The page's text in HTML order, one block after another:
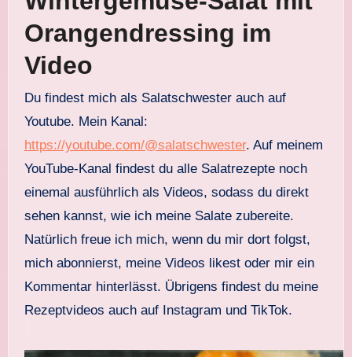
Orangendressing im
Video
Du findest mich als Salatschwester auch auf
Youtube. Mein Kanal:
https://youtube.com/@salatschwester. Auf meinem
YouTube-Kanal findest du alle Salatrezepte noch
einemal ausführlich als Videos, sodass du direkt
sehen kannst, wie ich meine Salate zubereite.
Natürlich freue ich mich, wenn du mir dort folgst,
mich abonnierst, meine Videos likest oder mir ein
Kommentar hinterlässt. Übrigens findest du meine
Rezeptvideos auch auf Instagram und TikTok.